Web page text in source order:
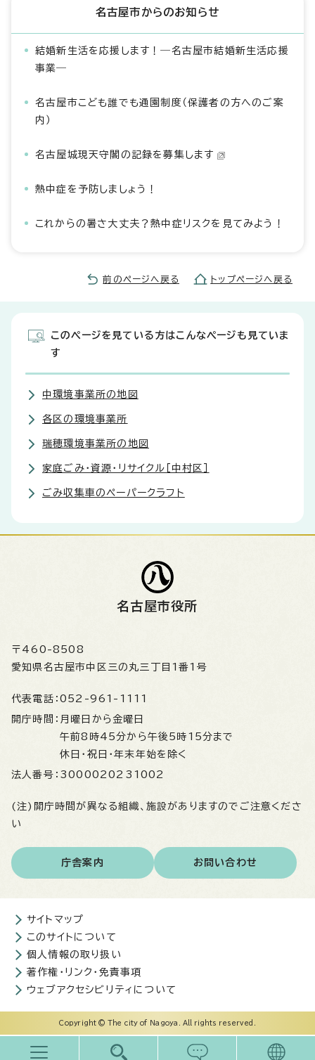
名古屋市からのお知らせ
結婚新生活を応援します！―名古屋市結婚新生活応援
事業―
名古屋市こども誰でも通園制度（保護者の方へのご案
内）
名古屋城現天守閣の記録を募集します
熱中症を予防しましょう！
これからの暑さ大丈夫？熱中症リスクを見てみよう！
前のページへ戻る トップページへ戻る
このページを見ている方はこんなページも見ていま
す
中環境事業所の地図
各区の環境事業所
瑞穂環境事業所の地図
家庭ごみ・資源・リサイクル［中村区］
ごみ収集車のペーパークラフト
名古屋市役所
〒460-8508
愛知県名古屋市中区三の丸三丁目1番1号
代表電話： 052-961-1111
開庁時間： 月曜日から金曜日
午前8時45分から午後5時15分まで
休日・祝日・年末年始を除く
法人番号： 3000020231002
(注)開庁時間が異なる組織、施設がありますのでご注意くださ
い
庁舎案内 お問い合わせ
サイトマップ
このサイトについて
個人情報の取り扱い
著作権・リンク・免責事項
ウェブアクセシビリティについて
Copyright © The city of Nagoya. All rights reserved.